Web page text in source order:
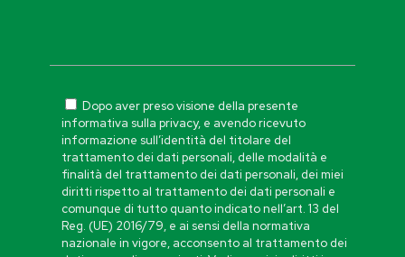
Dopo aver preso visione della presente
informativa sulla privacy, e avendo ricevuto
informazione sull’identità del titolare del
trattamento dei dati personali, delle modalità e
finalità del trattamento dei dati personali, dei miei
diritti rispetto al trattamento dei dati personali e
comunque di tutto quanto indicato nell’art. 13 del
Reg. (UE) 2016/79, e ai sensi della normativa
nazionale in vigore, acconsento al trattamento dei